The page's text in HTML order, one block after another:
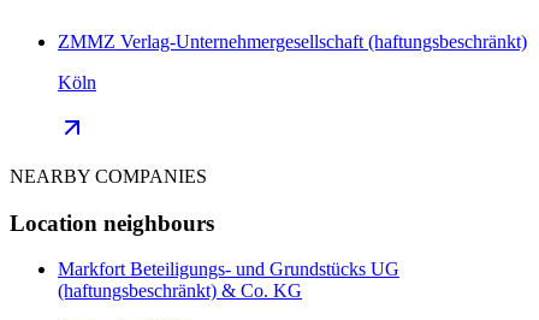
ZMMZ Verlag-Unternehmergesellschaft (haftungsbeschränkt)
Köln
NEARBY COMPANIES
Location neighbours
Markfort Beteiligungs- und Grundstücks UG
(haftungsbeschränkt) & Co. KG